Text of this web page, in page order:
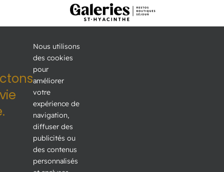
Téléphone:
Courriel:
Nous utilisons
des cookies
pour
améliorer
votre
expérience de
navigation,
diffuser des
publicités ou
des contenus
personnalisés